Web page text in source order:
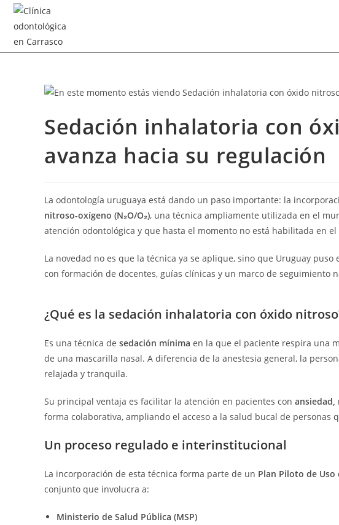
Sedación inhalatoria con
avanza hacia su regulación
La odontología uruguaya está dando un paso importante: la
nitroso-oxígeno (N₂O/O₂), una técnica ampliamente utilizada en el
atención odontológica y que hasta el momento no está habilitada en el
La novedad no es que la técnica ya se aplique, sino que Uruguay
con formación de docentes, guías clínicas y un marco de seguimiento
¿Qué es la sedación inhalatoria con óxido
Es una técnica de sedación mínima en la que el paciente respira una
de una mascarilla nasal. A diferencia de la anestesia general, la
relajada y tranquila.
Su principal ventaja es facilitar la atención en pacientes con
forma colaborativa, ampliando el acceso a la salud bucal de personas
Un proceso regulado e interinstitucional
La incorporación de esta técnica forma parte de un Plan Piloto de Uso
conjunto que involucra a:
Ministerio de Salud Pública (MSP)